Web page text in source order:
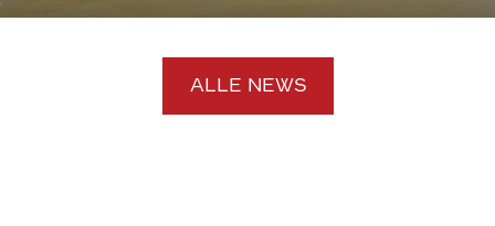
ALLE NEWS